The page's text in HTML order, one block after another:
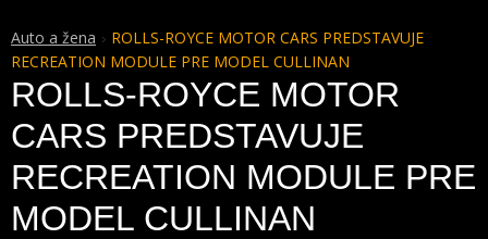
Auto a žena
ROLLS-ROYCE MOTOR CARS PREDSTAVUJE
RECREATION MODULE PRE MODEL CULLINAN
ROLLS-ROYCE MOTOR
CARS PREDSTAVUJE
RECREATION MODULE PRE
MODEL CULLINAN